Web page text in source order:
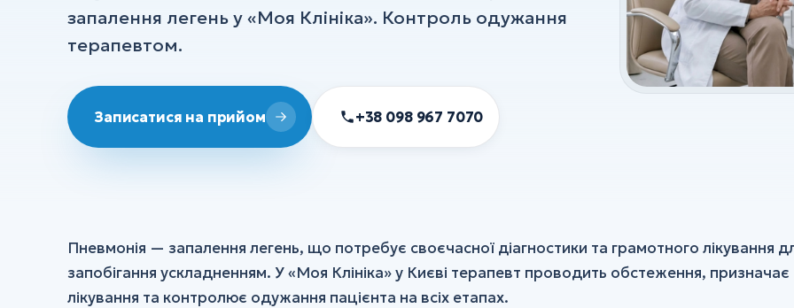
УЗД
Хірургія
Флебологія
Всі послуги
запалення легень у «Моя Клініка». Контроль одужання
терапевтом.
Записатися на прийом +38 098 967 7070
Пневмонія — запалення легень, що потребує своєчасної діагностики та грамотного лікування
запобігання ускладненням. У «Моя Клініка» у Києві терапевт проводить обстеження, призначає
лікування та контролює одужання пацієнта на всіх етапах.